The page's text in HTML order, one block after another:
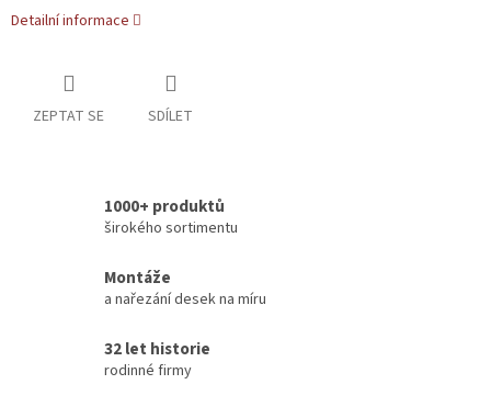
Detailní informace
ZEPTAT SE SDÍLET
1000+ produktů
širokého sortimentu
Montáže
a nařezání desek na míru
32 let historie
rodinné firmy